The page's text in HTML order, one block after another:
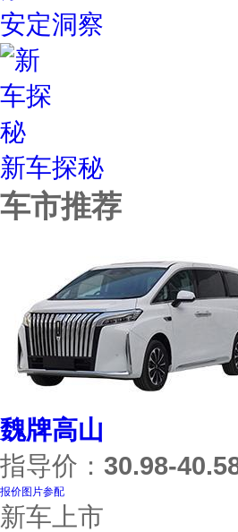
安定洞察
新车探秘
车市推荐
魏牌高山
指导价： 30.98-
报价图片参配
新车上市